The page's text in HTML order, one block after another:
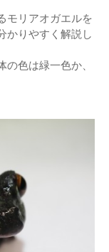
モリアオガエルを
かりやすく解説し
色は緑一色か、